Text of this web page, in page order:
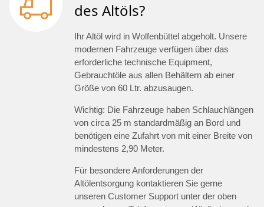
des Altöls?
Ihr Altöl wird in Wolfenbüttel abgeholt. Unsere
modernen Fahrzeuge verfügen über das
erforderliche technische Equipment,
Gebrauchtöle aus allen Behältern ab einer
Größe von 60 Ltr. abzusaugen.
Wichtig: Die Fahrzeuge haben Schlauchlängen
von circa 25 m standardmäßig an Bord und
benötigen eine Zufahrt von mit einer Breite von
mindestens 2,90 Meter.
Für besondere Anforderungen der
Altölentsorgung kontaktieren Sie gerne
unseren Customer Support unter der oben